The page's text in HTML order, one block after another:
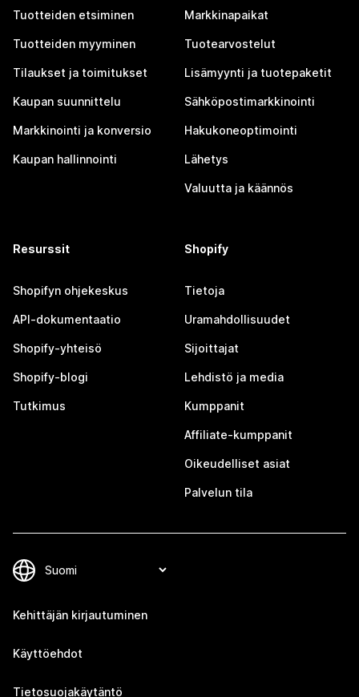
Tuotteiden etsiminen
Tuotteiden myyminen
Tilaukset ja toimitukset
Kaupan suunnittelu
Markkinointi ja konversio
Kaupan hallinnointi
Markkinapaikat
Tuotearvostelut
Lisämyynti ja tuotepaketit
Sähköpostimarkkinointi
Hakukoneoptimointi
Lähetys
Valuutta ja käännös
Resurssit
Shopifyn ohjekeskus
API-dokumentaatio
Shopify-yhteisö
Shopify-blogi
Tutkimus
Shopify
Tietoja
Uramahdollisuudet
Sijoittajat
Lehdistö ja media
Kumppanit
Affiliate-kumppanit
Oikeudelliset asiat
Palvelun tila
Kehittäjän kirjautuminen
Käyttöehdot
Tietosuojakäytäntö